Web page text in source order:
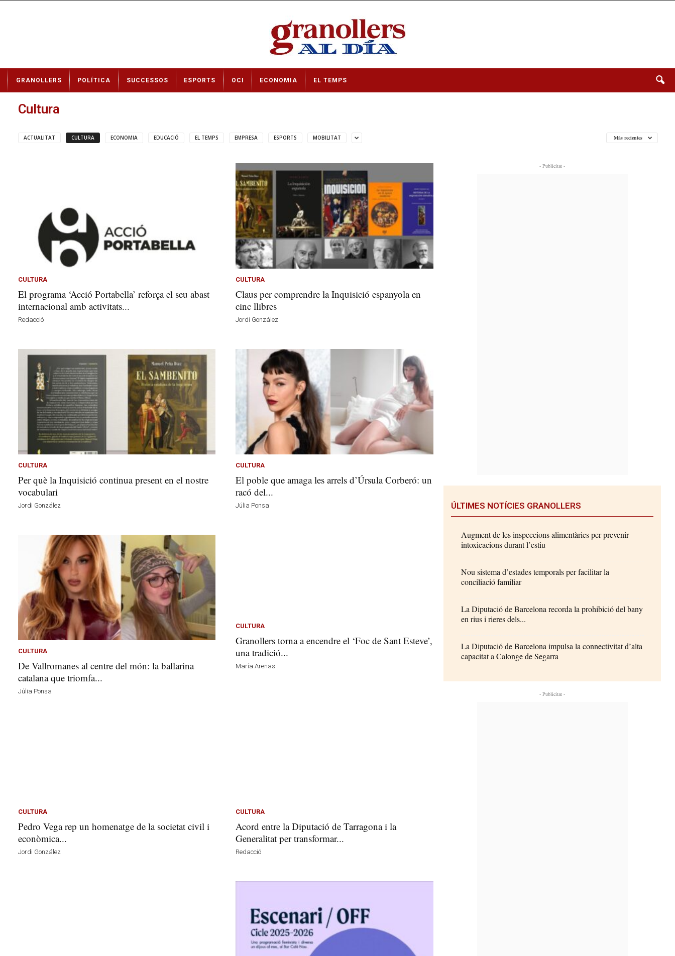
t
GRANOLLERS POLÍTICA SUCCESSOS ESPORTS OCI ECONOMIA EL TEMPS
Cultura
ACTUALITAT CULTURA ECONOMIA EDUCACIÓ EL TEMPS EMPRESA ESPORTS MOBILITAT Más recientes
CULTURA
El programa ‘Acció Portabella’ reforça el seu abast
internacional amb activitats...
Redacció
CULTURA
Claus per comprendre la Inquisició espanyola en
cinc llibres
Jordi González
CULTURA
Per què la Inquisició continua present en el nostre
vocabulari
Jordi González
CULTURA
El poble que amaga les arrels d’Úrsula Corberó: un
racó del...
Júlia Ponsa
CULTURA
De Vallromanes al centre del món: la ballarina
catalana que triomfa...
Júlia Ponsa
CULTURA
Granollers torna a encendre el ‘Foc de Sant Esteve’,
una tradició...
María Arenas
CULTURA
Pedro Vega rep un homenatge de la societat civil i
econòmica...
Jordi González
CULTURA
Acord entre la Diputació de Tarragona i la
Generalitat per transformar...
Redacció
- Publicitat -
ÚLTIMES NOTÍCIES GRANOLLERS
Augment de les inspeccions alimentàries per prevenir
intoxicacions durant l’estiu
Nou sistema d’estades temporals per facilitar la
conciliació familiar
La Diputació de Barcelona recorda la prohibició del bany
en rius i rieres dels...
La Diputació de Barcelona impulsa la connectivitat d’alta
capacitat a Calonge de Segarra
- Publicitat -